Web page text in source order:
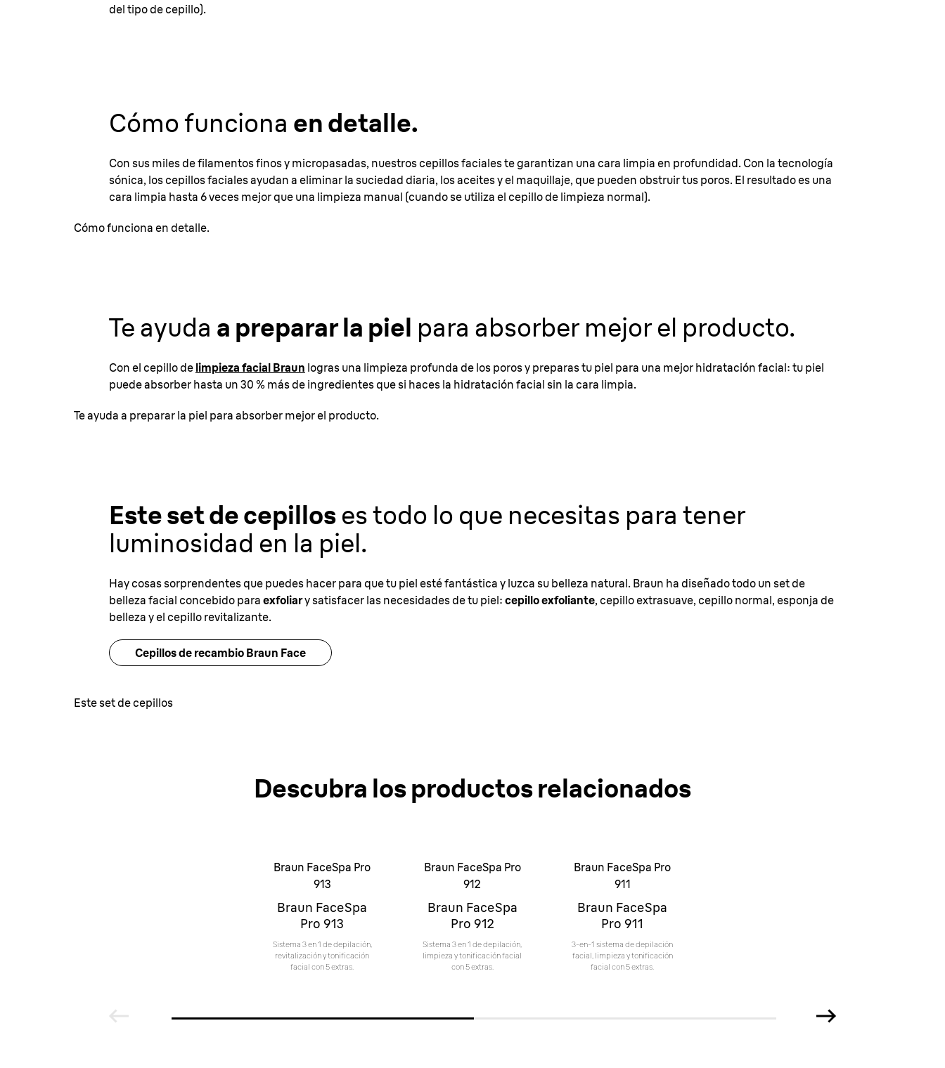
del tipo de cepillo).
Cómo funciona en detalle.
Con sus miles de filamentos finos y micropasadas, nuestros cepillos faciales te garantizan una cara limpia en profundidad. Con la tecnología
sónica, los cepillos faciales ayudan a eliminar la suciedad diaria, los aceites y el maquillaje, que pueden obstruir tus poros. El resultado es una
cara limpia hasta 6 veces mejor que una limpieza manual (cuando se utiliza el cepillo de limpieza normal).
Cómo funciona en detalle.
Te ayuda a preparar la piel para absorber mejor el producto.
Con el cepillo de limpieza facial Braun logras una limpieza profunda de los poros y preparas tu piel para una mejor hidratación facial: tu piel
puede absorber hasta un 30 % más de ingredientes que si haces la hidratación facial sin la cara limpia.
Te ayuda a preparar la piel para absorber mejor el producto.
Este set de cepilloses todo lo que necesitas para tener
luminosidad en la piel.
Hay cosas sorprendentes que puedes hacer para que tu piel esté fantástica y luzca su belleza natural. Braun ha diseñado todo un set de
belleza facial concebido para exfoliary satisfacer las necesidades de tu piel: cepillo exfoliante, cepillo extrasuave, cepillo normal, esponja de
belleza y el cepillo revitalizante.
Cepillos de recambio Braun Face
Este set de cepillos
Descubra los productos relacionados
Braun FaceSpa Pro
913
Braun FaceSpa
Pro 913
Sistema 3 en 1 de depilación,
revitalización y tonificación
facial con 5 extras.
Braun FaceSpa Pro
912
Braun FaceSpa
Pro 912
Sistema 3 en 1 de depilación,
limpieza y tonificación facial
con 5 extras.
Braun FaceSpa Pro
911
Braun FaceSpa
Pro 911
3-en-1 sistema de depilación
facial, limpieza y tonificación
facial con 5 extras.